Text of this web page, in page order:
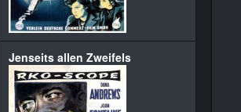
Jenseits allen Zweifels